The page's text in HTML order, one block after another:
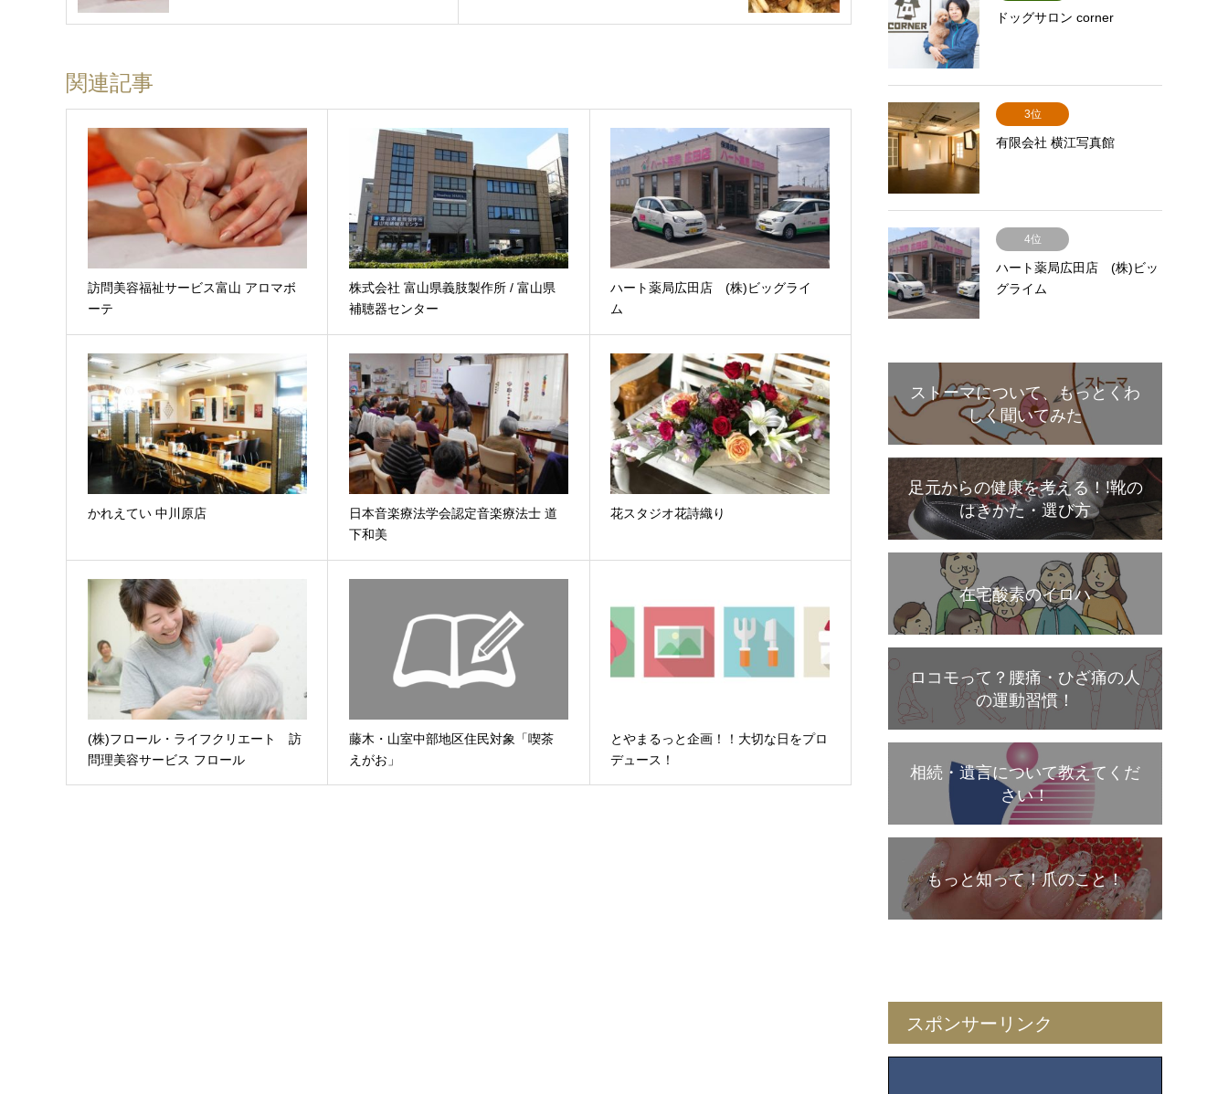
関連記事
訪問美容福祉サービス富山 アロマボ
ーテ
株式会社 富山県義肢製作所 / 富山県
補聴器センター
ハート薬局広田店 (株)ビッグライ
ム
かれえてい 中川原店
日本音楽療法学会認定音楽療法士 道
下和美
花スタジオ花詩織り
(株)フロール・ライフクリエート 訪
問理美容サービス フロール
藤木・山室中部地区住民対象「喫茶
えがお」
とやまるっと企画！！大切な日をプロ
デュース！
ドッグサロン corner
3位
有限会社 横江写真館
4位
ハート薬局広田店 (株)ビッ
グライム
ストーマについて、もっとくわ
しく聞いてみた
足元からの健康を考える！!靴の
はきかた・選び方
在宅酸素のイロハ
ロコモって？腰痛・ひざ痛の人
の運動習慣！
相続・遺言について教えてくだ
さい！
もっと知って！爪のこと！
スポンサーリンク